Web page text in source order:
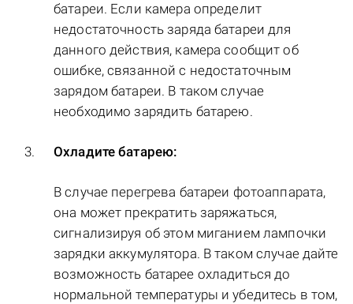
батареи. Если камера определит
недостаточность заряда батареи для
данного действия, камера сообщит об
ошибке, связанной с недостаточным
зарядом батареи. В таком случае
необходимо зарядить батарею.
Охладите батарею:
В случае перегрева батареи фотоаппарата,
она может прекратить заряжаться,
сигнализируя об этом миганием лампочки
зарядки аккумулятора. В таком случае дайте
возможность батарее охладиться до
нормальной температуры и убедитесь в том,